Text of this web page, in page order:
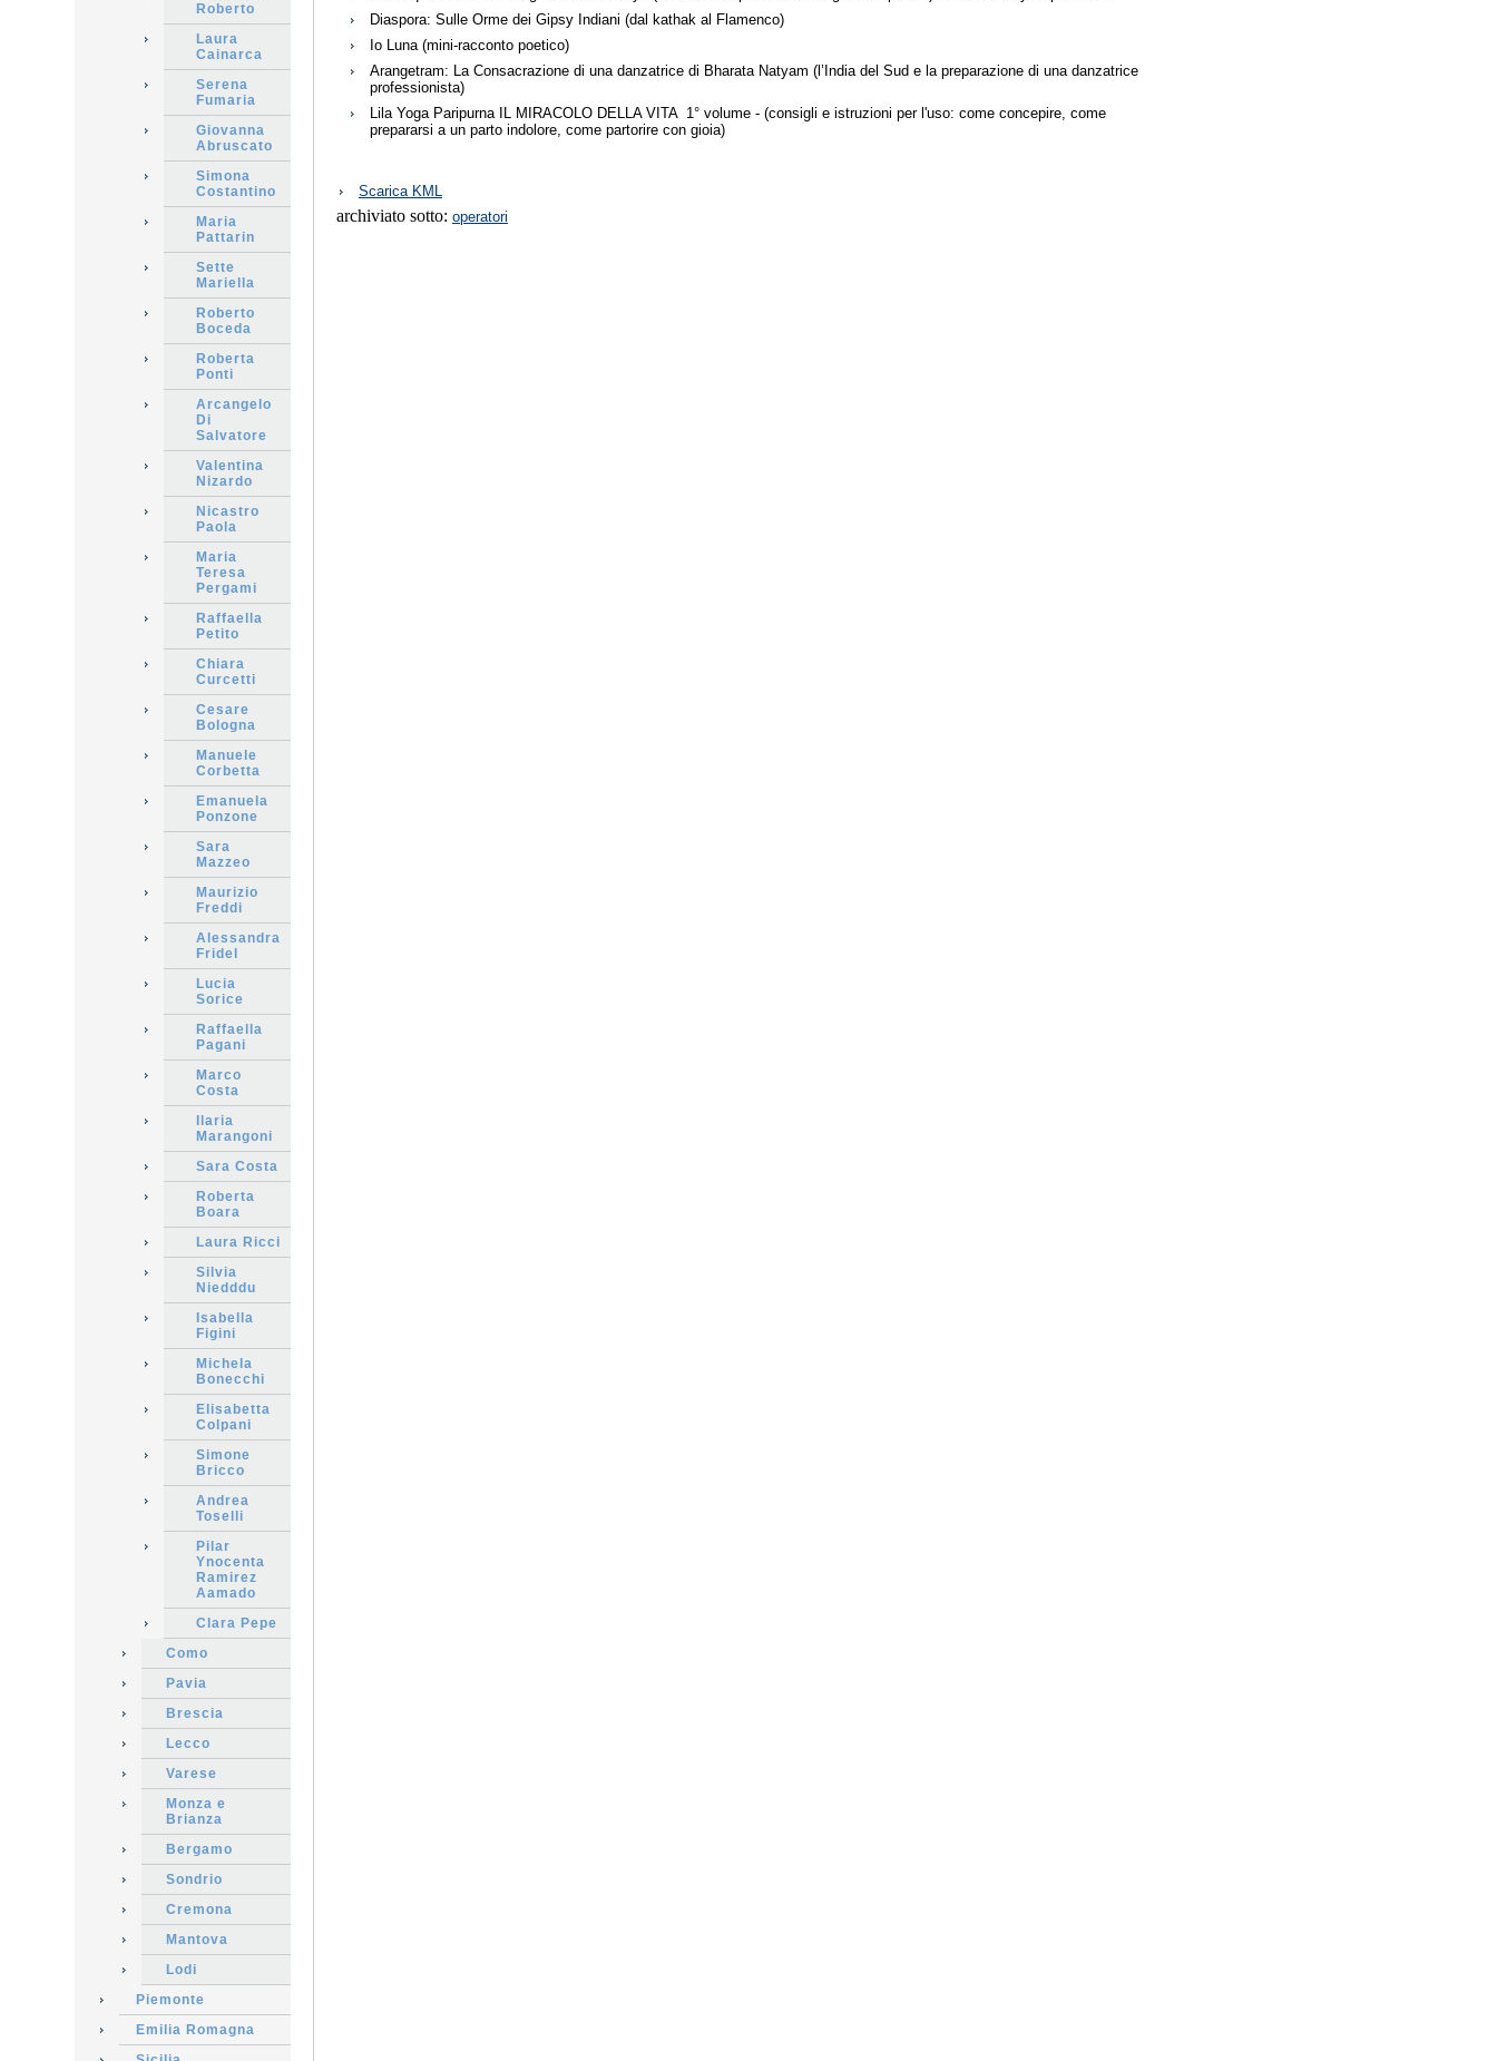
Roberto
Laura
Cainarca
Serena
Fumaria
Giovanna
Abruscato
Simona
Costantino
Maria
Pattarin
Sette
Mariella
Roberto
Boceda
Roberta
Ponti
Arcangelo
Di
Salvatore
Valentina
Nizardo
Nicastro
Paola
Maria
Teresa
Pergami
Raffaella
Petito
Chiara
Curcetti
Cesare
Bologna
Manuele
Corbetta
Emanuela
Ponzone
Sara
Mazzeo
Maurizio
Freddi
Alessandra
Fridel
Lucia
Sorice
Raffaella
Pagani
Marco
Costa
Ilaria
Marangoni
Sara Costa
Roberta
Boara
Laura Ricci
Silvia
Niedddu
Isabella
Figini
Michela
Bonecchi
Elisabetta
Colpani
Simone
Bricco
Andrea
Toselli
Pilar
Ynocenta
Ramirez
Aamado
Clara Pepe
Como
Pavia
Brescia
Lecco
Varese
Monza e
Brianza
Bergamo
Sondrio
Cremona
Mantova
Lodi
Piemonte
Emilia Romagna
Diaspora: Sulle Orme dei Gipsy Indiani (dal kathak al Flamenco)
Io Luna (mini-racconto poetico)
Arangetram: La Consacrazione di una danzatrice di Bharata Natyam (l’India del Sud e la preparazione di una danzatrice
professionista)
Lila Yoga Paripurna IL MIRACOLO DELLA VITA 1° volume - (consigli e istruzioni per l'uso: come concepire, come
prepararsi a un parto indolore, come partorire con gioia)
Azioni
sul
documento
Scarica KML
archiviato sotto: operatori